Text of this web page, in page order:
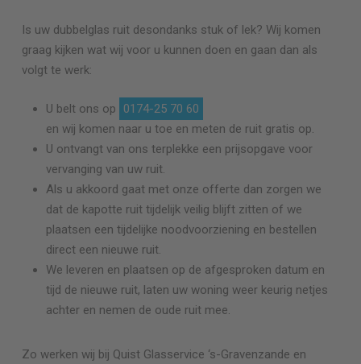
Is uw dubbelglas ruit desondanks stuk of lek? Wij komen
graag kijken wat wij voor u kunnen doen en gaan dan als
volgt te werk:
U belt ons op
0174-25 70 60
en wij komen naar u toe en meten de ruit gratis op.
U ontvangt van ons terplekke een prijsopgave voor
vervanging van uw ruit.
Als u akkoord gaat met onze offerte dan zorgen we
dat de kapotte ruit tijdelijk veilig blijft zitten of we
plaatsen een tijdelijke noodvoorziening en bestellen
direct een nieuwe ruit.
We leveren en plaatsen op de afgesproken datum en
tijd de nieuwe ruit, laten uw woning weer keurig netjes
achter en nemen de oude ruit mee.
Zo werken wij bij Quist Glasservice ‘s-Gravenzande en